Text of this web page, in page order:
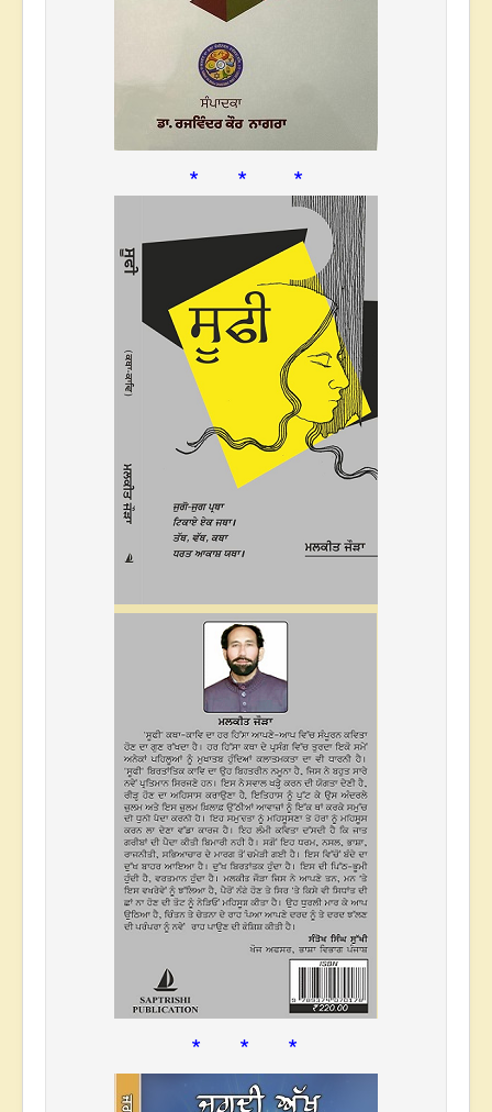
* * *
* * *